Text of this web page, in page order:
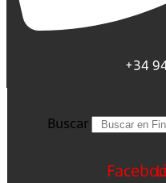
+34
Buscar